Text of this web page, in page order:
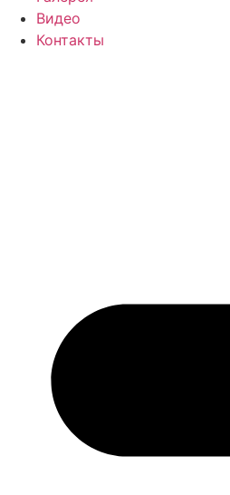
Видео
Контакты